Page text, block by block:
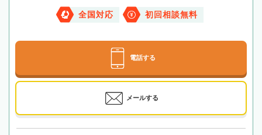
全国対応 初回相談無料
電話する
メールする